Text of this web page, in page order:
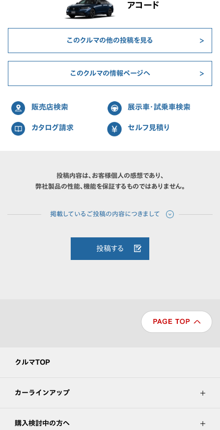
アコード
このクルマの他の投稿を見る
このクルマの情報ページへ
販売店検索 展示車・試乗車検索
カタログ請求 セルフ見積り
投稿内容は、お客様個人の感想であり、
弊社製品の性能、機能を保証するものではありません。
投稿する
クルマTOP
カーラインアップ
購入検討中の方へ